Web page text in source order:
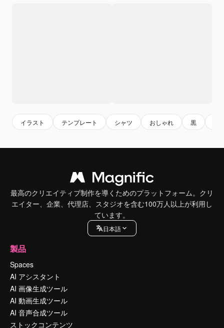
イラスト テンプレート シャツ おしゃれ 黒
最高のクリエイティブ制作を導くためのプラットフォーム。クリ
エイター、企業、代理店、スタジオを含む100万人以上が利用し
ています。
日本語
製品
Spaces
AI アシスタント
AI 画像生成ツール
AI 動画生成ツール
AI 音声合成ツール
ストックコンテンツ